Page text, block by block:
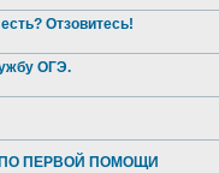
Отзовитесь!
ОГЭ.
ПЕРВОЙ ПОМОЩИ